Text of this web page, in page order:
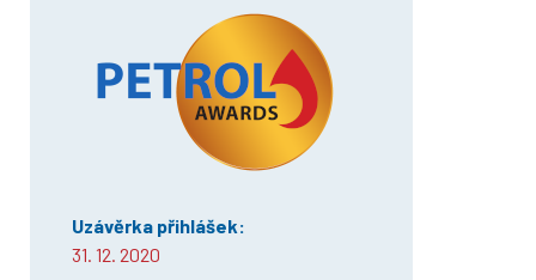
Uzávěrka přihlášek:
31. 12. 2020